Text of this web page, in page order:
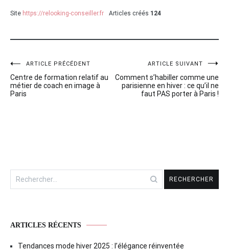
Site https://relooking-conseiller.fr Articles créés 124
Navigation
de
ARTICLE PRÉCÉDENT
Centre de formation relatif au
métier de coach en image à
Paris
ARTICLE SUIVANT
Comment s’habiller comme une
parisienne en hiver : ce qu’il ne
faut PAS porter à Paris !
Rechercher :
ARTICLES RÉCENTS
Tendances mode hiver 2025 : l’élégance réinventée